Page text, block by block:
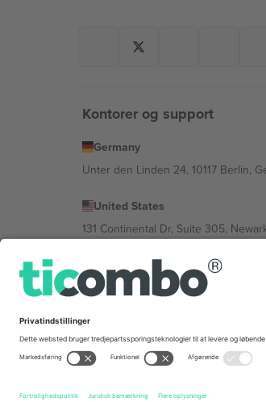
Kontorer og support
Germany
Unter den Linden 24, 10117 Berlin,
United States
131 Continental Dr, Suite 305,
Bulgaria
Regus Sofia City West, bul Totleben
Av Chapultepec 360, Roma Norte,
© 2026 Ticombo. Alle rettigheder